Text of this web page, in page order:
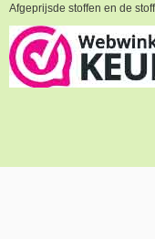
Afgeprijsde stoffen en de